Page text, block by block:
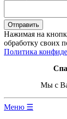
Нажимая на
обработку своих
Политика
Мы с
Меню ☰